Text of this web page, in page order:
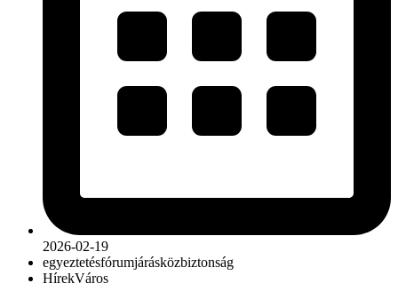
2026-02-19
egyeztetésfórumjárásközbiztonság
HírekVáros